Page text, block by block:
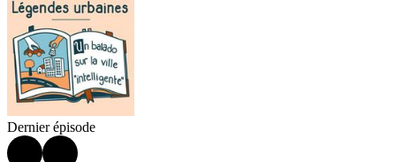
Dernier épisode